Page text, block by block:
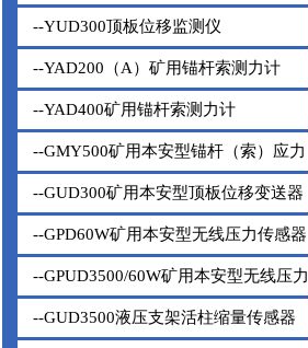
测仪
--YUD300顶板位移监测仪
--YAD200（A）矿用锚杆索测力计
--YAD400矿用锚杆索测力计
--GMY500矿用本安型锚杆（索）应力
变送器
--GUD300矿用本安型顶板位移变送器
--GPD60W矿用本安型无线压力传感器
--GPUD3500/60W矿用本安型无线压力
传感器
--GUD3500液压支架活柱缩量传感器